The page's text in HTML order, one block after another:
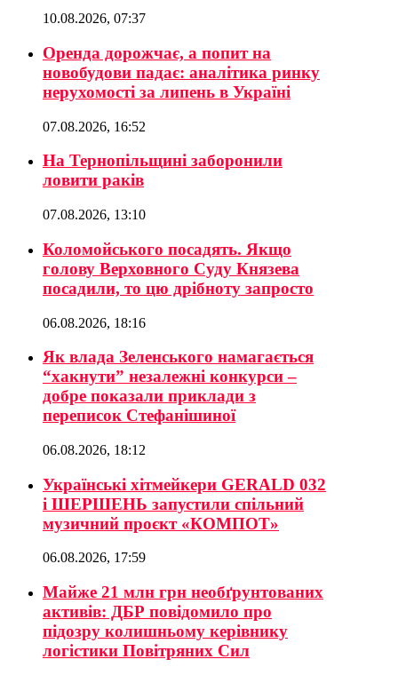
10.08.2026, 07:37
Оренда дорожчає, а попит на
новобудови падає: аналітика ринку
нерухомості за липень в Україні
07.08.2026, 16:52
На Тернопільщині заборонили
ловити раків
07.08.2026, 13:10
Коломойського посадять. Якщо
голову Верховного Суду Князева
посадили, то цю дрібноту запросто
06.08.2026, 18:16
Як влада Зеленського намагається
“хакнути” незалежні конкурси –
добре показали приклади з
переписок Стефанішиної
06.08.2026, 18:12
Українські хітмейкери GERALD 032
і ШЕРШЕНЬ запустили спільний
музичний проєкт «КОМПОТ»
06.08.2026, 17:59
Майже 21 млн грн необґрунтованих
активів: ДБР повідомило про
підозру колишньому керівнику
логістики Повітряних Сил